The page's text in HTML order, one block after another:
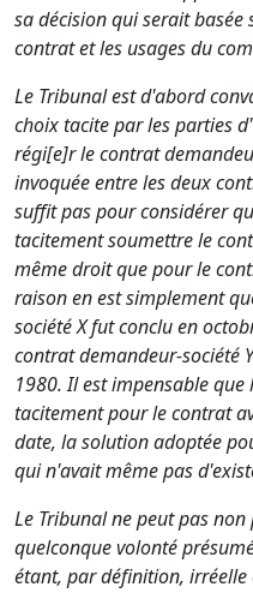
sa décision qui serait
contrat et les usages du
Le Tribunal est d'abord
choix tacite par les parties
régi[e]r le contrat
invoquée entre les deux
suffit pas pour considérer
tacitement soumettre le
même droit que pour le
raison en est simplement
société X fut conclu en
contrat demandeur-société
1980. Il est impensable
tacitement pour le contrat
date, la solution adoptée
qui n'avait même pas
Le Tribunal ne peut pas
quelconque volonté
étant, par définition, irréelle